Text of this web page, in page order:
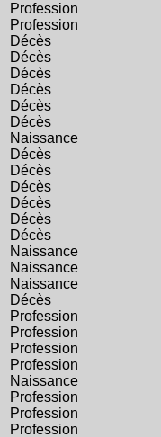
Profession
Profession
Décès
Décès
Décès
Décès
Décès
Décès
Naissance
Décès
Décès
Décès
Décès
Décès
Décès
Naissance
Naissance
Naissance
Décès
Profession
Profession
Profession
Profession
Naissance
Profession
Profession
Profession